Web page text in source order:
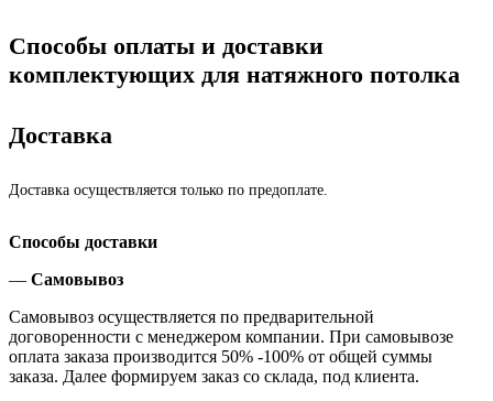
Способы оплаты и доставки
комплектующих для натяжного потолка
Доставка
Доставка осуществляется только по предоплате.
Способы доставки
— Самовывоз
Самовывоз осуществляется по предварительной
договоренности с менеджером компании. При самовывозе
оплата заказа производится 50% -100% от общей суммы
заказа. Далее формируем заказ со склада, под клиента.